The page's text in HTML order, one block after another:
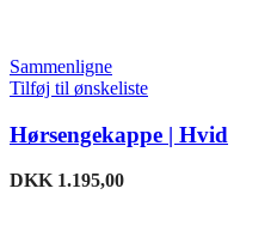
Sammenligne
Tilføj til ønskeliste
Hørsengekappe | Hvid
DKK 1.195,00